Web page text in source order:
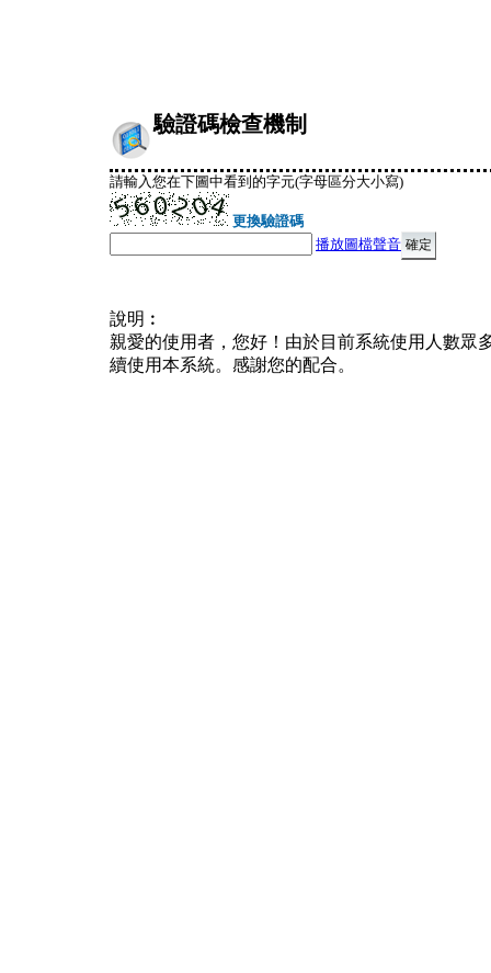
驗證碼檢查機制
請輸入您在下圖中看到的字元(字母區分大小寫)
更換驗證碼
播放圖檔聲音
說明︰
親愛的使用者，您好！由於目前系統使用人數眾
續使用本系統。感謝您的配合。